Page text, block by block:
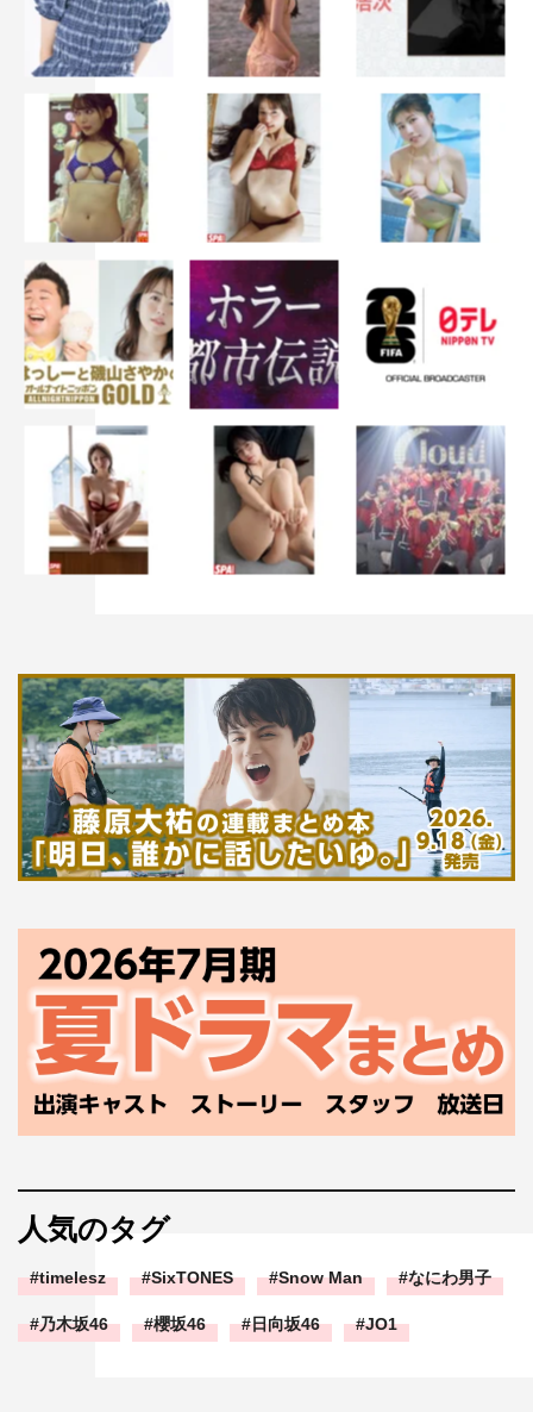
は皆さんあっと驚くと思います。現代劇とチャンバラ映画
が一緒になっています。なぜこのタイトルが、時代劇なの
に「ホリデイ」と英語のタイトルになっているのか、その
意味がきっとわかっていただける内容になっていると思い
ます。大久保彦左衛門というのは時代劇にはよく出てくる
役柄ですが、やらせていただくのは初めてです。古い大先
輩たちが何人か演じていらっしゃいますけれども、そうい
う方たちの大久保彦左衛門がちらちらと頭をよぎりまし
て、とてもやりにくいという気持ちと、やってやろうとい
う気持ちが毎日交差していました。楽しんでやらせていた
だきました。今回、本当に久しぶりに昔仕事を一緒にした
方たちが集まってくれまして、それがうれしくてたまらな
いです。東映京都撮影所で撮影を行ったのですが、撮影所
では、出演する俳優さんたちだけでなく、撮影所の俳優さ
んたちがみんな集まってきてくれて歓迎してくれました。
こんなにうれしいことはなかったです。そして今回、大久
保彦左衛門が立ち回りをやるシーンがあるんです。この私
の年齢としては、本当に最後と思って精一杯頑張りまし
番組情報
新春ドラマスペシャル『ホリデイ～江戸の休日～』
テレビ東京系
2023年1月放送
出演：望月歩 葵わかな 髙嶋政伸 戸田菜穂／里見浩太朗
剛志 中村梅雀 名取裕子 本田博太郎 ※五十音順
原作：『江戸っ子祭』（大映映画／脚本・小國英雄、監
督・島耕二）
脚本：山本むつみ
演出：山下智彦
音楽：遠藤浩二
プロデューサー：稲田秀樹（テレビ東京）、山鹿達也（テ
公式HP：https://www.tv-tokyo.co.jp/holiday
Twitter：＠tvtokyo_drama
©テレビ東京
人気のタグ
timelesz SixTONES Snow Man なにわ男子
乃木坂46 櫻坂46 日向坂46 JO1